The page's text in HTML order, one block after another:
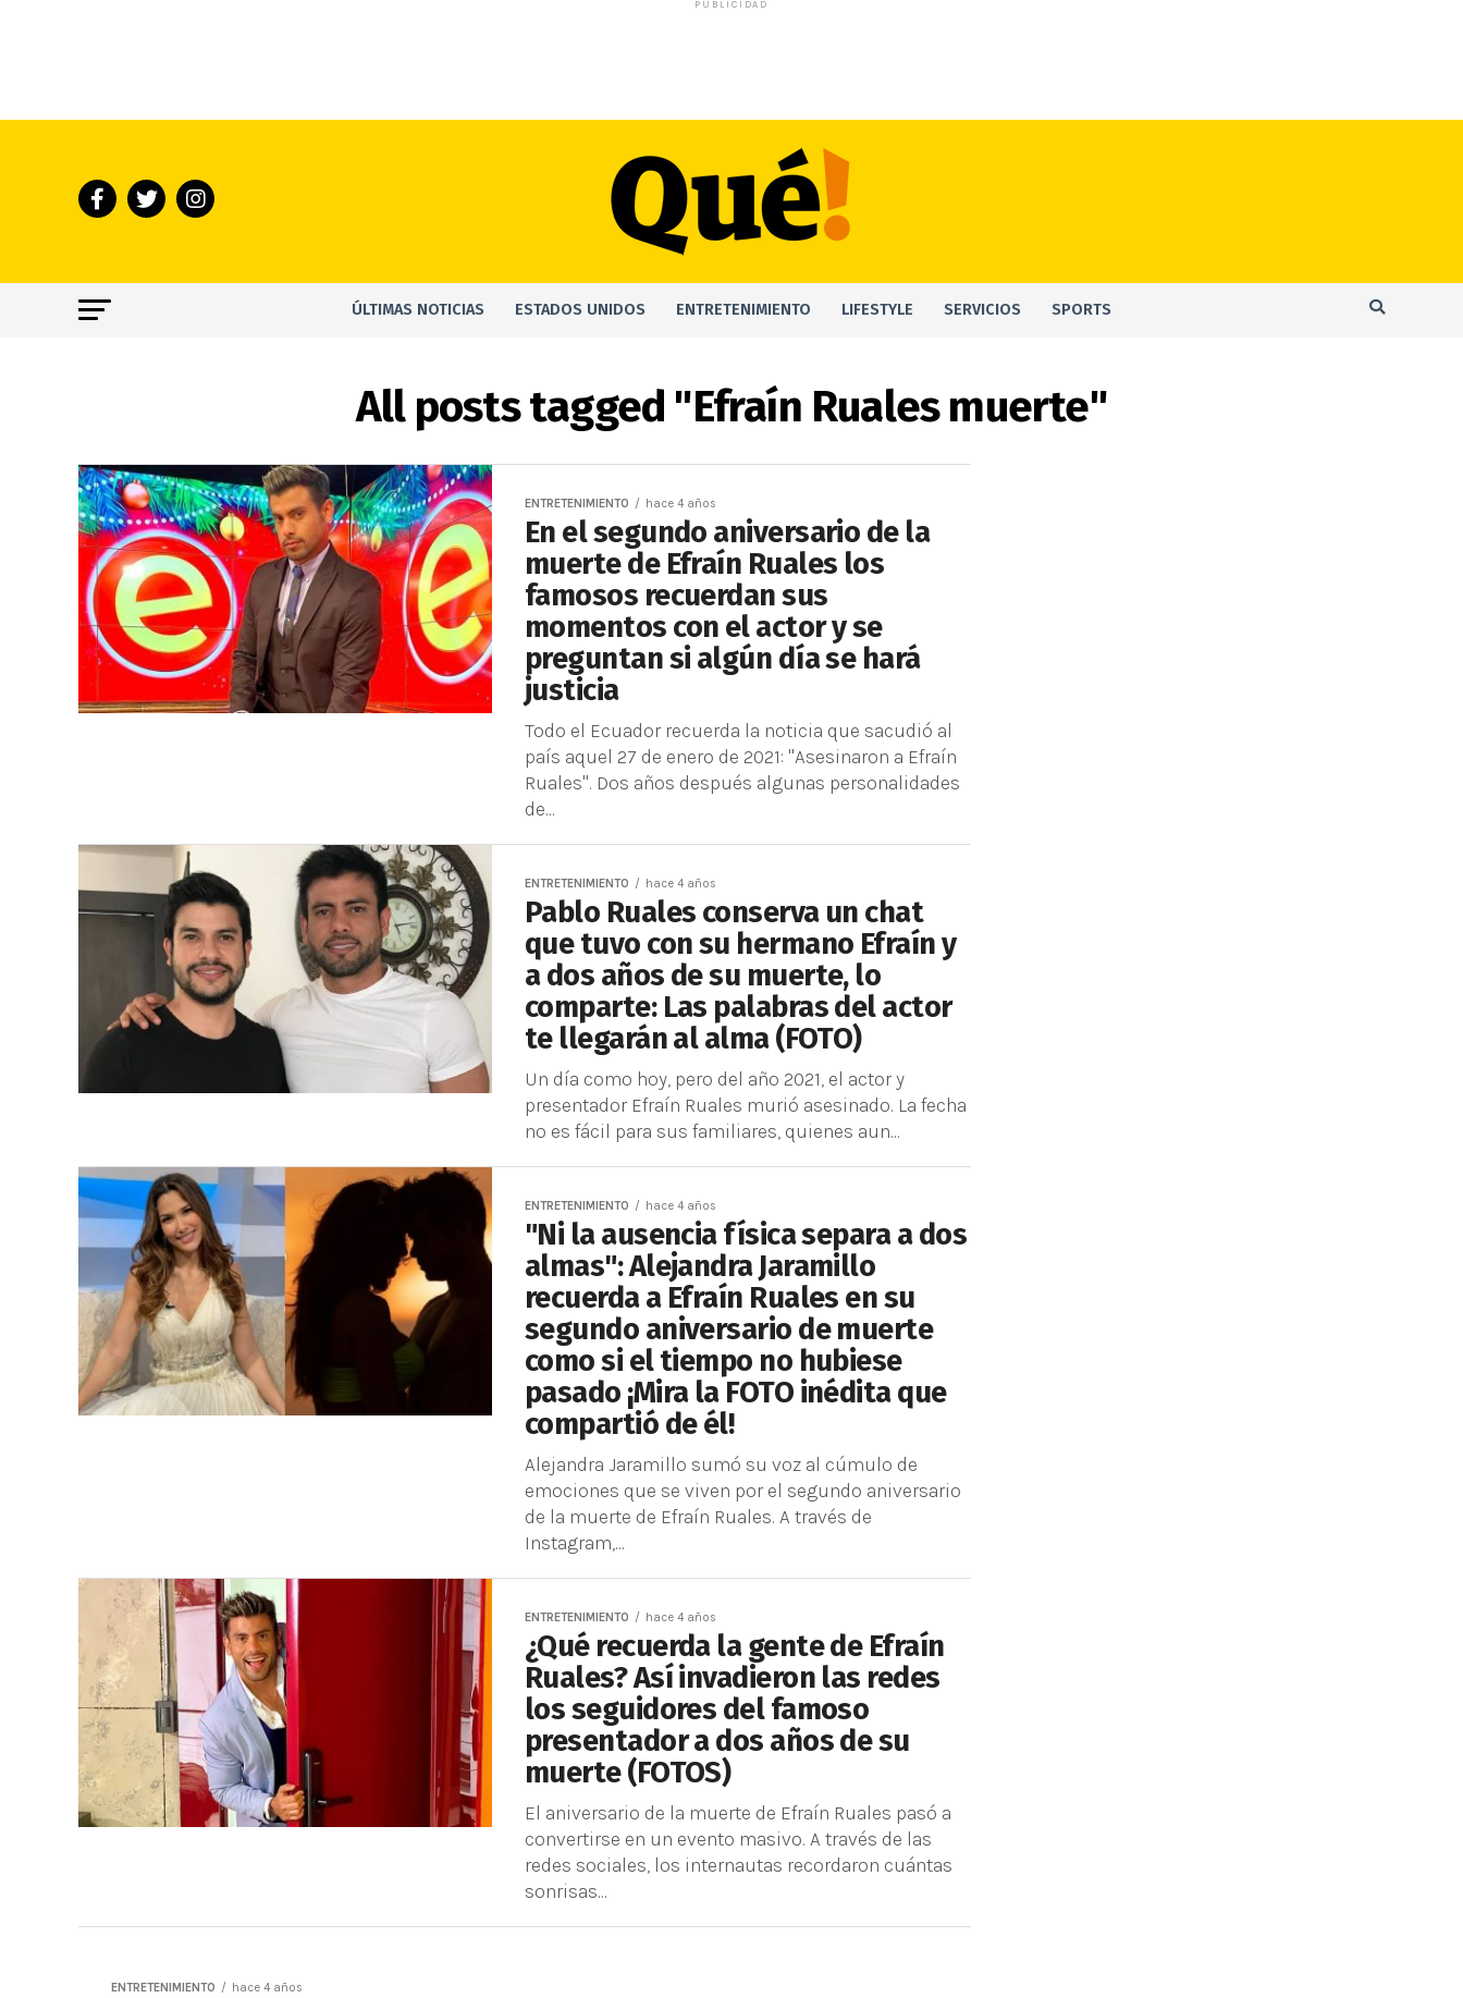
PUBLICIDAD
ÚLTIMAS NOTICIAS ESTADOS UNIDOS ENTRETENIMIENTO LIFESTYLE SERVICIOS SPORTS
All posts tagged "Efraín Ruales muerte"
ENTRETENIMIENTO hace 4 años
En el segundo aniversario de la
muerte de Efraín Ruales los
famosos recuerdan sus
momentos con el actor y se
preguntan si algún día se hará
justicia
Todo el Ecuador recuerda la noticia que sacudió al
país aquel 27 de enero de 2021: "Asesinaron a Efraín
Ruales". Dos años después algunas personalidades
de...
ENTRETENIMIENTO hace 4 años
Pablo Ruales conserva un chat
que tuvo con su hermano Efraín y
a dos años de su muerte, lo
comparte: Las palabras del actor
te llegarán al alma (FOTO)
Un día como hoy, pero del año 2021, el actor y
presentador Efraín Ruales murió asesinado. La fecha
no es fácil para sus familiares, quienes aun...
ENTRETENIMIENTO hace 4 años
"Ni la ausencia física separa a dos
almas": Alejandra Jaramillo
recuerda a Efraín Ruales en su
segundo aniversario de muerte
como si el tiempo no hubiese
pasado ¡Mira la FOTO inédita que
compartió de él!
Alejandra Jaramillo sumó su voz al cúmulo de
emociones que se viven por el segundo aniversario
de la muerte de Efraín Ruales. A través de
Instagram,...
ENTRETENIMIENTO hace 4 años
¿Qué recuerda la gente de Efraín
Ruales? Así invadieron las redes
los seguidores del famoso
presentador a dos años de su
muerte (FOTOS)
El aniversario de la muerte de Efraín Ruales pasó a
convertirse en un evento masivo. A través de las
redes sociales, los internautas recordaron cuántas
sonrisas...
ENTRETENIMIENTO hace 4 años